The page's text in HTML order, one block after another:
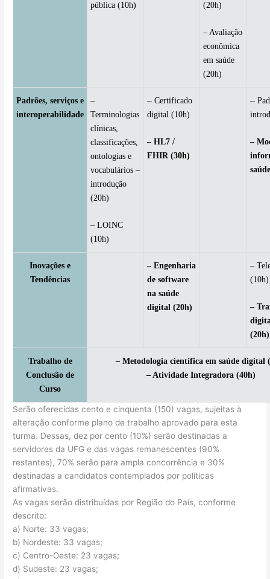
pública (10h)
(20h)
– Avaliação
econômica
em saúde
(20h)
Padrões, serviços e
interoperabilidade
–
Terminologias
clínicas,
classificações,
ontologias e
vocabulários –
introdução
(20h)
– LOINC
(10h)
–Certificado
digital (10h)
– HL7 /
FHIR (30h)
–
–
Inovações e
Tendências
– Engenharia
de software
na saúde
digital (20h)
–
(10h)
–
(20h)
Trabalho de
Conclusão de
Curso
– Metodologia científica em saúde digital
– Atividade Integradora (40h)
Serão oferecidas cento e cinquenta (150) vagas, sujeitas à
alteração conforme plano de trabalho aprovado para esta
turma. Dessas, dez por cento (10%) serão destinadas a
servidores da UFG e das vagas remanescentes (90%
restantes), 70% serão para ampla concorrência e 30%
destinadas a candidatos contemplados por políticas
afirmativas.
As vagas serão distribuídas por Região do País, conforme
descrito:
a) Norte: 33 vagas;
b) Nordeste: 33 vagas;
c) Centro-Oeste: 23 vagas;
d) Sudeste: 23 vagas;